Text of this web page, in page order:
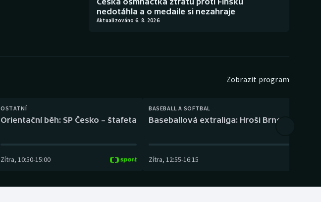
nedotáhla a o medaile si nezahraje
Aktualizováno 6. 8. 2026
Zobrazit program
OSTATNÍ
Orientační běh: SP Česko – štafeta
Zítra, 10:50-15:00
BASEBALL A SOFTBAL
Baseballová extraliga: Hroši Brno – Eagles
Zítra, 12:55-16:15